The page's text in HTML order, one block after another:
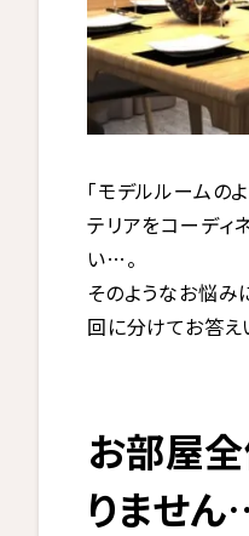
「モデルルームの
テリアをコーディ
い…。
そのようなお悩み
回に分けてお答え
お部屋
りませ